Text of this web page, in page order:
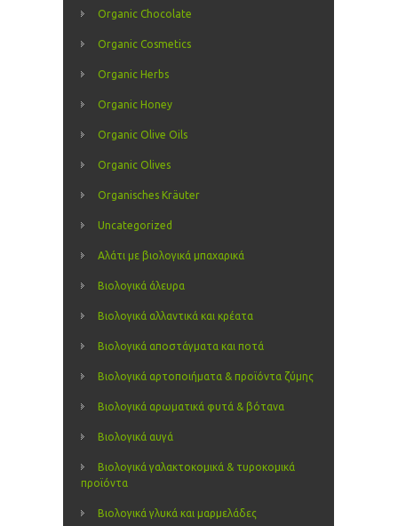
Organic Chocolate
Organic Cosmetics
Organic Herbs
Organic Honey
Organic Olive Oils
Organic Olives
Organisches Kräuter
Uncategorized
Αλάτι με βιολογικά μπαχαρικά
Βιολογικά άλευρα
Βιολογικά αλλαντικά και κρέατα
Βιολογικά αποστάγματα και ποτά
Βιολογικά αρτοποιήματα & προϊόντα ζύμης
Βιολογικά αρωματικά φυτά & βότανα
Βιολογικά αυγά
Βιολογικά γαλακτοκομικά & τυροκομικά
προϊόντα
Βιολογικά γλυκά και μαρμελάδες